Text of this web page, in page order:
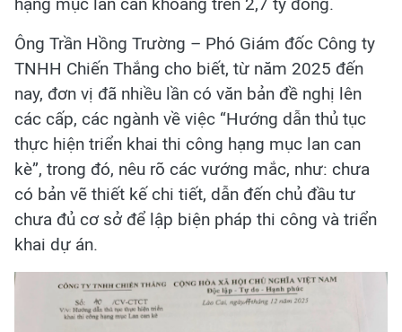
hạng mục lan can khoảng trên 2,7 tỷ đồng.
Ông Trần Hồng Trường – Phó Giám đốc Công ty
TNHH Chiến Thắng cho biết, từ năm 2025 đến
nay, đơn vị đã nhiều lần có văn bản đề nghị lên
các cấp, các ngành về việc “Hướng dẫn thủ tục
thực hiện triển khai thi công hạng mục lan can
kè”, trong đó, nêu rõ các vướng mắc, như: chưa
có bản vẽ thiết kế chi tiết, dẫn đến chủ đầu tư
chưa đủ cơ sở để lập biện pháp thi công và triển
khai dự án.